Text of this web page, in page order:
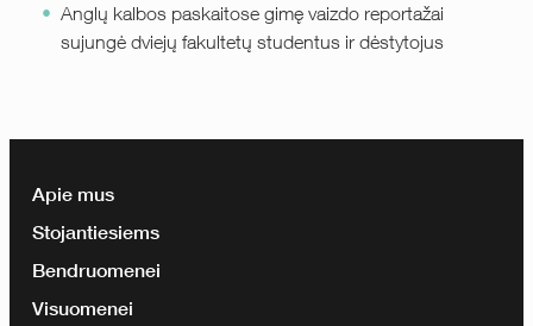
Anglų kalbos paskaitose gimę vaizdo reportažai
sujungė dviejų fakultetų studentus ir dėstytojus
Apie mus
Stojantiesiems
Bendruomenei
Visuomenei